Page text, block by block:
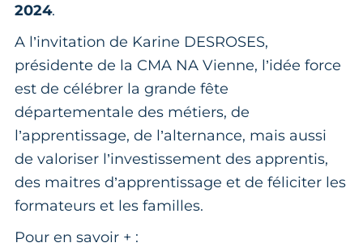
2024.
A l’invitation de Karine DESROSES,
présidente de la CMA NA Vienne, l’idée force
est de célébrer la grande fête
départementale des métiers, de
l’apprentissage, de l’alternance, mais aussi
de valoriser l’investissement des apprentis,
des maitres d’apprentissage et de féliciter les
formateurs et les familles.
Pour en savoir + :